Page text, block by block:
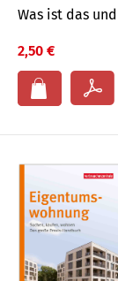
Was ist das
2,50 €